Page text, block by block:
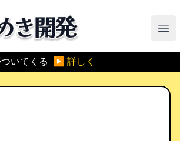
メ
いてくる ▶ 詳しく